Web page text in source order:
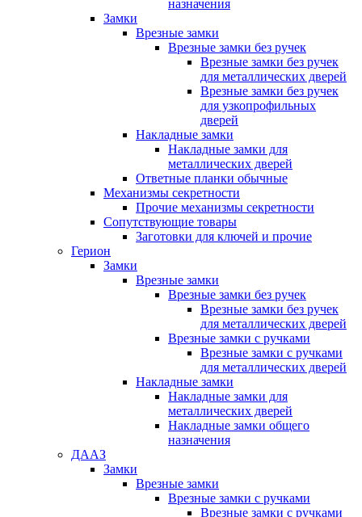
назначения
Замки
Врезные замки
Врезные замки без ручек
Врезные замки без ручек
для металлических дверей
Врезные замки без ручек
для узкопрофильных
дверей
Накладные замки
Накладные замки для
металлических дверей
Ответные планки обычные
Механизмы секретности
Прочие механизмы секретности
Сопутствующие товары
Заготовки для ключей и прочие
Герион
Замки
Врезные замки
Врезные замки без ручек
Врезные замки без ручек
для металлических дверей
Врезные замки с ручками
Врезные замки с ручками
для металлических дверей
Накладные замки
Накладные замки для
металлических дверей
Накладные замки общего
назначения
ДААЗ
Замки
Врезные замки
Врезные замки с ручками
Врезные замки с ручками